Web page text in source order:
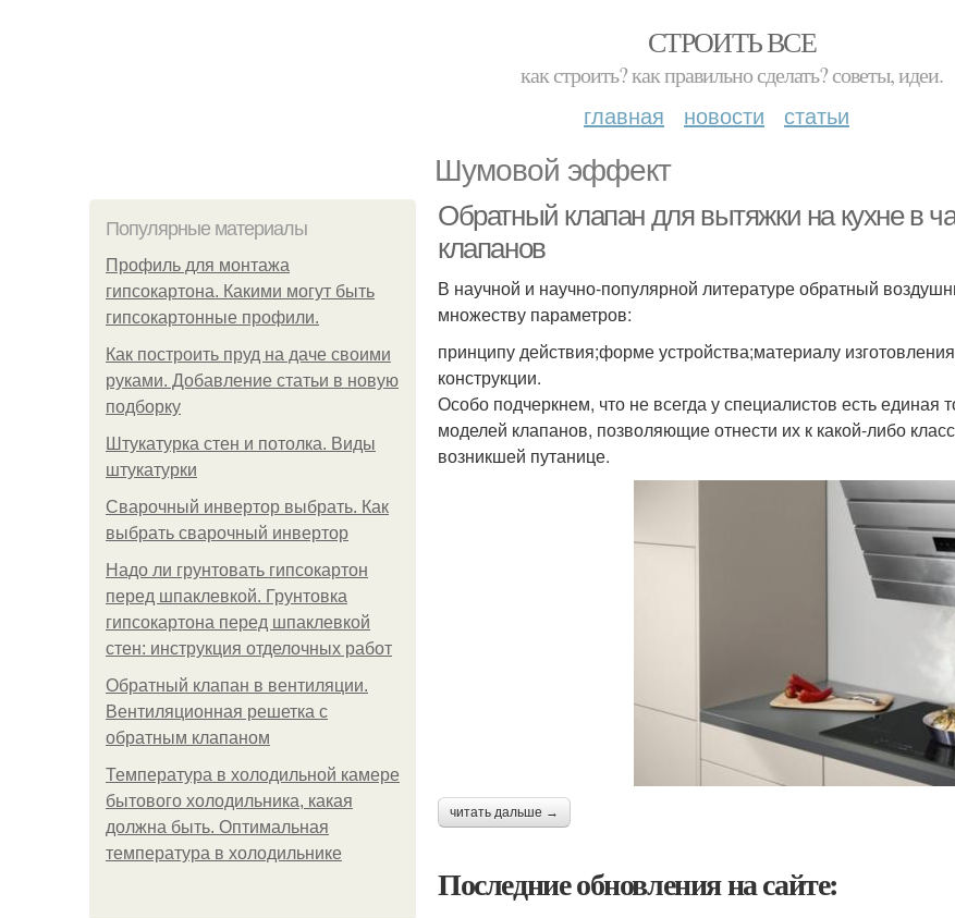
СТРОИТЬ ВСЕ
как строить? как правильно сделать? советы, идеи.
главная новости статьи
Шумовой эффект
Популярные материалы
Профиль для монтажа
гипсокартона. Какими могут быть
гипсокартонные профили.
Как построить пруд на даче своими
руками. Добавление статьи в новую
подборку
Штукатурка стен и потолка. Виды
штукатурки
Сварочный инвертор выбрать. Как
выбрать сварочный инвертор
Надо ли грунтовать гипсокартон
перед шпаклевкой. Грунтовка
гипсокартона перед шпаклевкой
стен: инструкция отделочных работ
Обратный клапан в вентиляции.
Вентиляционная решетка с
обратным клапаном
Температура в холодильной камере
бытового холодильника, какая
должна быть. Оптимальная
температура в холодильнике
Обратный клапан для вытяжки на кухне в
клапанов
В научной и научно-популярной литературе обратный
множеству параметров:
принципу действия;форме устройства;материалу
конструкции.
Особо подчеркнем, что не всегда у специалистов есть единая
моделей клапанов, позволяющие отнести их к какой-либо
возникшей путанице.
читать дальше →
Последние обновления на сайте: